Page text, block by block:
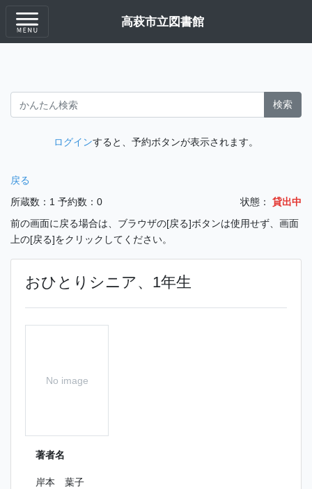
高萩市立図書館
検索
ログインすると、予約ボタンが表示されます。
戻る
所蔵数：1 予約数：0 状態：
貸出中
前の画面に戻る場合は、ブラウザの[戻る]ボタンは使用せず、画面
上の[戻る]をクリックしてください。
おひとりシニア、1年生
No image
著者名
岸本 葉子